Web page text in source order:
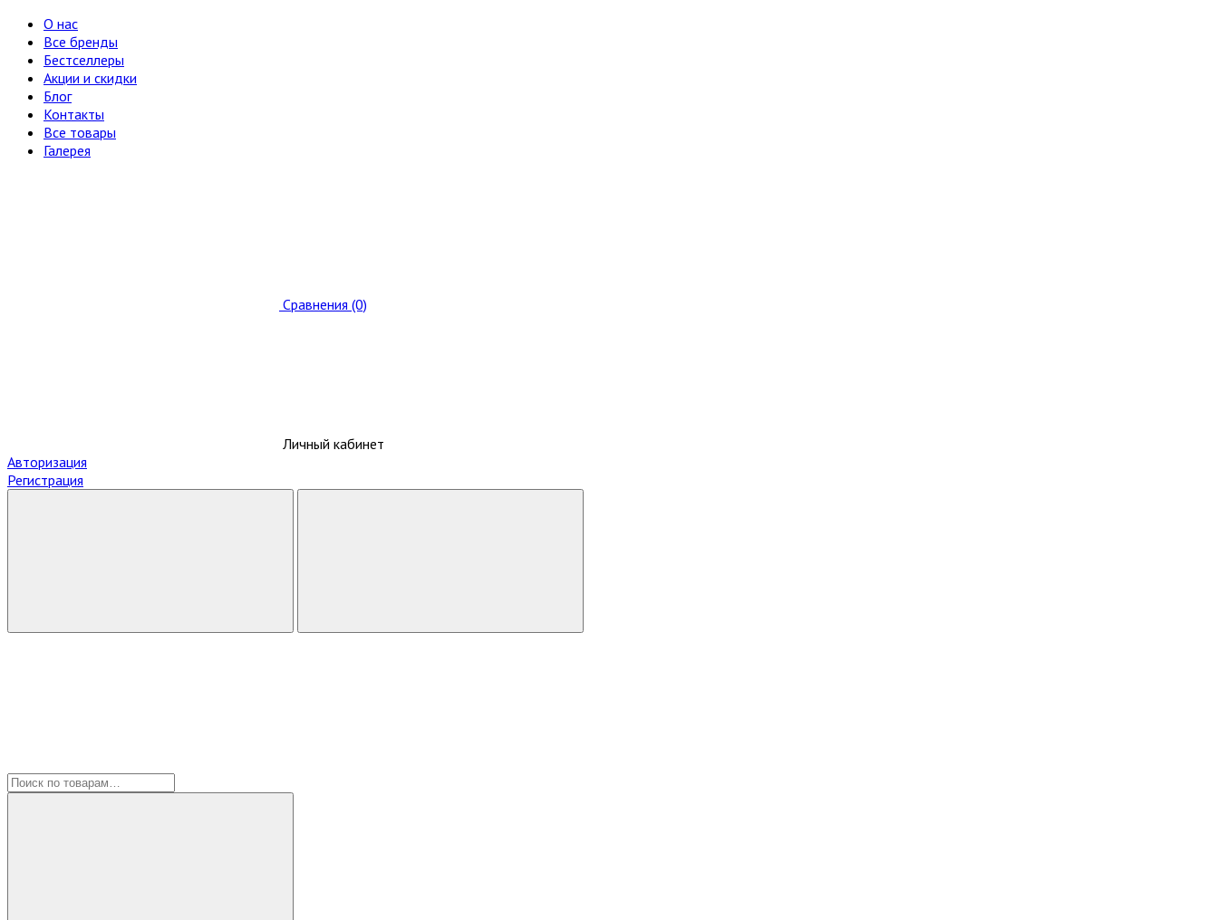
О нас
Все бренды
Бестселлеры
Акции и скидки
Блог
Контакты
Все товары
Галерея
Сравнения (0)
Личный кабинет
Авторизация
Регистрация